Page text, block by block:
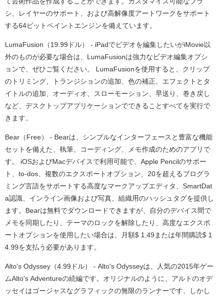
シ、レイヤーのサポート、および高解像度アートワークをサポート
する64ビットペイントエンジンを備えています。
LumaFusion（19.99ドル） - iPadでビデオを編集したいがiMovie以
外のものが必要な場合は、LumaFusionは強力なビデオ編集オプシ
ョンで、ぜひご覧ください。 LumaFusionを使用すると、クリップ
のトリミング、トランジションの追加、色の補正、エフェクトとタ
イトルの追加、オーディオ、スローモーション、早送り、巻き戻し
など、デスクトップアプリケーションでできることすべてを実行で
きます。
Bear（Free） - Bearは、シンプルなインターフェースと豊富な機能
セットを備えた、執筆、コーディング、メモ作成のためのアプリで
す。 iOSおよびMacデバイスで利用可能で、Apple Pencilのサポー
ト、to-dos、複数のエクスポートオプション、20を超えるプログラ
ミング言語をサポートする高度なマークアップエディタ、SmartDat
a認識、インライン画像および写真、組織用のハッシュタグを提供し
ます。Bearは無料でダウンロードできますが、自分のデバイス間で
メモを同期したり、テーマのロックを解除したり、高度なエクスポ
ートオプションを使用したい場合は、月額$ 1.49または年間購読$ 1
4.99を支払う必要があります。
Alto's Odyssey（4.99ドル） - Alto's Odysseyは、人気の2015年ゲー
ムAlto's Adventureの続編です。オリジナルのように、アルトのオデ
ッセイはゴージャスなグラフィックの無限のランナーです、しかし